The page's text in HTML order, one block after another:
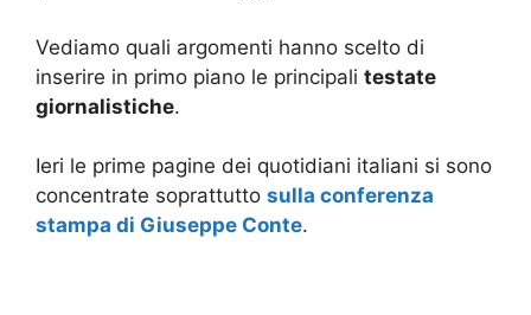
Vediamo quali argomenti hanno scelto di
inserire in primo piano le principali testate
giornalistiche.
Ieri le prime pagine dei quotidiani italiani si sono
concentrate soprattutto sulla conferenza
stampa di Giuseppe Conte.